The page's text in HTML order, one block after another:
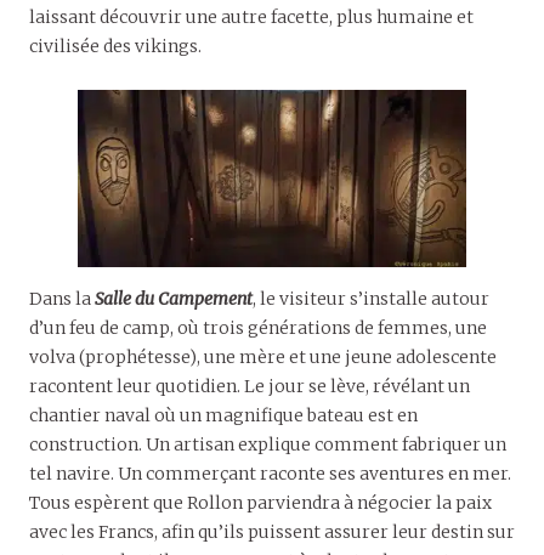
laissant découvrir une autre facette, plus humaine et
civilisée des vikings.
Dans laSalle du Campement, le visiteur s’installe autour
d’un feu de camp, où trois générations de femmes, une
volva (prophétesse), une mère et une jeune adolescente
racontent leur quotidien. Le jour se lève, révélant un
chantier naval où un magnifique bateau est en
construction. Un artisan explique comment fabriquer un
tel navire. Un commerçant raconte ses aventures en mer.
Tous espèrent que Rollon parviendra à négocier la paix
avec les Francs, afin qu’ils puissent assurer leur destin sur